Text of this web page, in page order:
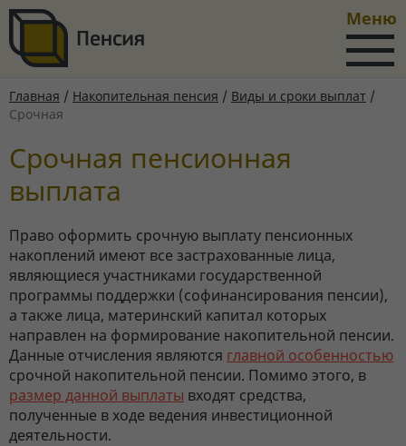
Меню
Главная / Накопительная пенсия / Виды и сроки выплат /
Срочная
Срочная пенсионная
выплата
Право оформить срочную выплату пенсионных
накоплений имеют все застрахованные лица,
являющиеся участниками государственной
программы поддержки (софинансирования пенсии),
а также лица, материнский капитал которых
направлен на формирование накопительной пенсии.
Данные отчисления являются главной особенностью
срочной накопительной пенсии. Помимо этого, в
размер данной выплаты входят средства,
полученные в ходе ведения инвестиционной
деятельности.